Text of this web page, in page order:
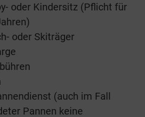
oder Kindersitz (Pflicht für
oder Skiträger
(auch im Fall
Pannen keine